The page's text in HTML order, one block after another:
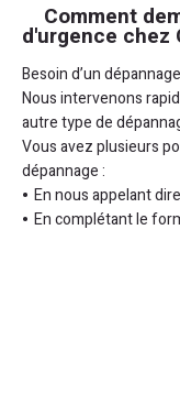
Comment
d'urgence chez
Besoin d’un
Nous intervenons
autre type de
Vous avez plusieurs
dépannage :
En nous appelant
En complétant le